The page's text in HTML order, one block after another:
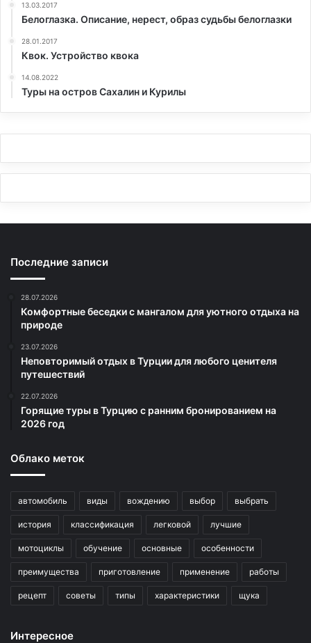
13.03.2017
Белоглазка. Описание, нерест, образ судьбы белоглазки
28.01.2017
Квок. Устройство квока
14.08.2022
Туры на остров Сахалин и Курилы
Последние записи
28.07.2026
Комфортные беседки с мангалом для уютного отдыха на
природе
23.07.2026
Неповторимый отдых в Турции для любого ценителя
путешествий
22.07.2026
Горящие туры в Турцию с ранним бронированием на
2026 год
Облако меток
автомобиль виды вождению выбор выбрать
история классификация легковой лучшие
мотоциклы обучение основные особенности
преимущества приготовление применение работы
рецепт советы типы характеристики щука
Интересное